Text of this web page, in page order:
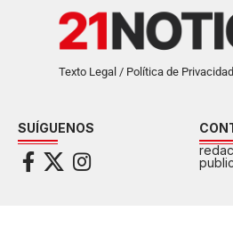
Texto Legal / Política de
SUÍGUENOS